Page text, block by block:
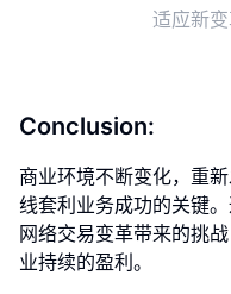
适应新
Conclusion:
商业环境不断变化，重
线套利业务成功的关键
网络交易变革带来的挑
业持续的盈利。